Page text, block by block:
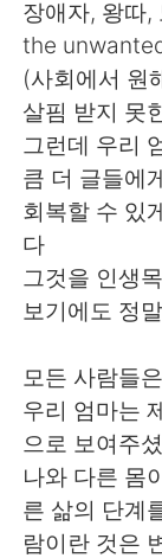
장애자, 왕따,
the
(사회에서 원
살핌 받지 못
그런데 우리
큼 더 글들에
회복할 수 있
다
그것을 인생
보기에도 정
모든 사람들
우리 엄마는
으로 보여주
나와 다른 몸
른 삶의 단계
람이란 것은